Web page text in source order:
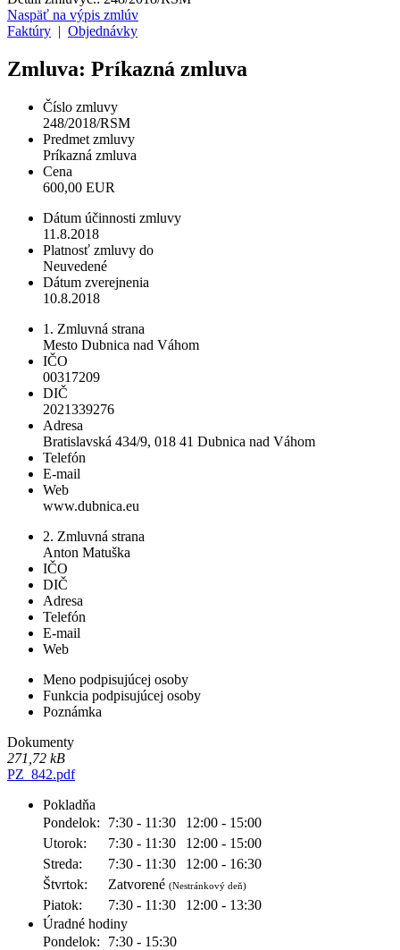
Naspäť na výpis zmlúv
Faktúry | Objednávky
Zmluva: Príkazná zmluva
Číslo zmluvy
248/2018/RSM
Predmet zmluvy
Príkazná zmluva
Cena
600,00 EUR
Dátum účinnosti zmluvy
11.8.2018
Platnosť zmluvy do
Neuvedené
Dátum zverejnenia
10.8.2018
1. Zmluvná strana
Mesto Dubnica nad Váhom
IČO
00317209
DIČ
2021339276
Adresa
Bratislavská 434/9, 018 41 Dubnica nad Váhom
Telefón
E-mail
Web
www.dubnica.eu
2. Zmluvná strana
Anton Matuška
IČO
DIČ
Adresa
Telefón
E-mail
Web
Meno podpisujúcej osoby
Funkcia podpisujúcej osoby
Poznámka
Dokumenty
271,72 kB
PZ_842.pdf
Pokladňa
Pondelok:
7:30 - 11:30
12:00 - 15:00
Utorok:
7:30 - 11:30
12:00 - 15:00
Streda:
7:30 - 11:30
12:00 - 16:30
Štvrtok:
Zatvorené (Nestránkový deň)
Piatok: 7:30 - 11:30
12:00 - 13:30
Úradné hodiny
Pondelok:
7:30 - 15:30